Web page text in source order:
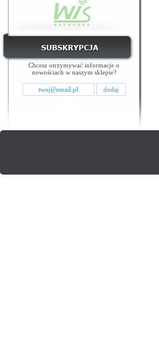
Chcesz otrzymywać informacje o
nowościach w naszym sklepie?